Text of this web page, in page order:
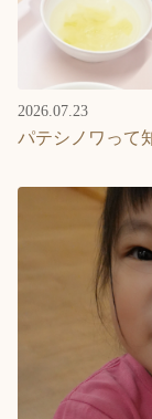
2026.07.23
パテシノワって